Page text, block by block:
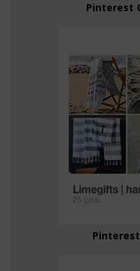
Pinterest